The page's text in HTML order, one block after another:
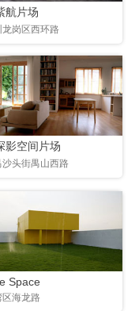
航片场
龙岗区西环路
影空间片场
沙头街禺山西路
Space
区海龙路